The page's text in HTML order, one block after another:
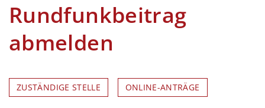
Rundfunkbeitrag
abmelden
ZUSTÄNDIGE STELLE ONLINE-ANTRÄGE